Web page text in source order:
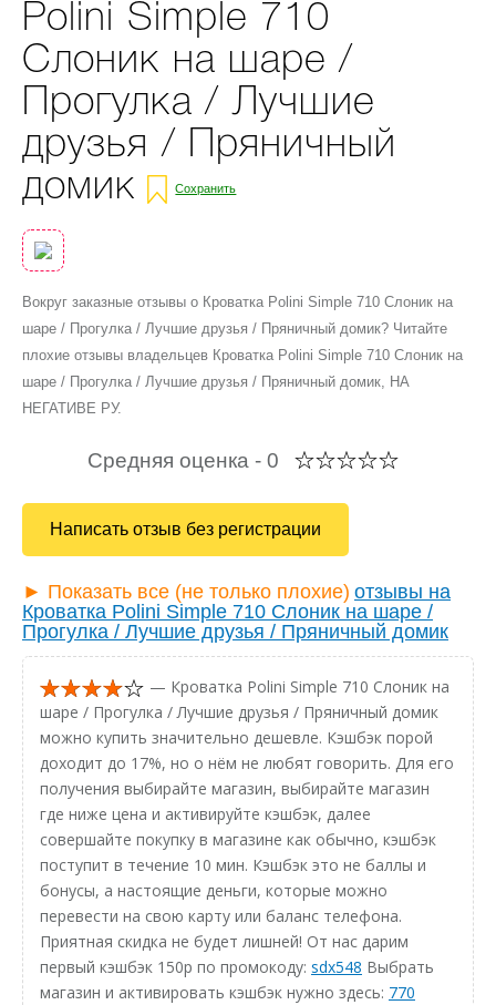
Polini Simple 710
Слоник на шаре /
Прогулка / Лучшие
друзья / Пряничный
домик
Сохранить
Вокруг заказные отзывы о Кроватка Polini Simple 710 Слоник на
шаре / Прогулка / Лучшие друзья / Пряничный домик? Читайте
плохие отзывы владельцев Кроватка Polini Simple 710 Слоник на
шаре / Прогулка / Лучшие друзья / Пряничный домик, НА
НЕГАТИВЕ РУ.
Средняя оценка - 0
Написать отзыв без регистрации
► Показать все (не только плохие) отзывы на
Кроватка Polini Simple 710 Слоник на шаре /
Прогулка / Лучшие друзья / Пряничный домик
— Кроватка Polini Simple 710 Слоник на
шаре / Прогулка / Лучшие друзья / Пряничный домик
можно купить значительно дешевле. Кэшбэк порой
доходит до 17%, но о нём не любят говорить. Для его
получения выбирайте магазин, выбирайте магазин
где ниже цена и активируйте кэшбэк, далее
совершайте покупку в магазине как обычно, кэшбэк
поступит в течение 10 мин. Кэшбэк это не баллы и
бонусы, а настоящие деньги, которые можно
перевести на свою карту или баланс телефона.
Приятная скидка не будет лишней! От нас дарим
первый кэшбэк 150р по промокоду: sdx548 Выбрать
магазин и активировать кэшбэк нужно здесь: 770